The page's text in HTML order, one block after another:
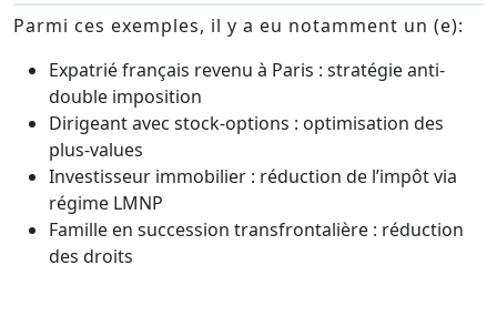
Parmi ces exemples, il y a eu notamment un (e):
Expatrié français revenu à Paris : stratégie anti-
double imposition
Dirigeant avec stock-options : optimisation des
plus-values
Investisseur immobilier : réduction de l’impôt via
régime LMNP
Famille en succession transfrontalière : réduction
des droits